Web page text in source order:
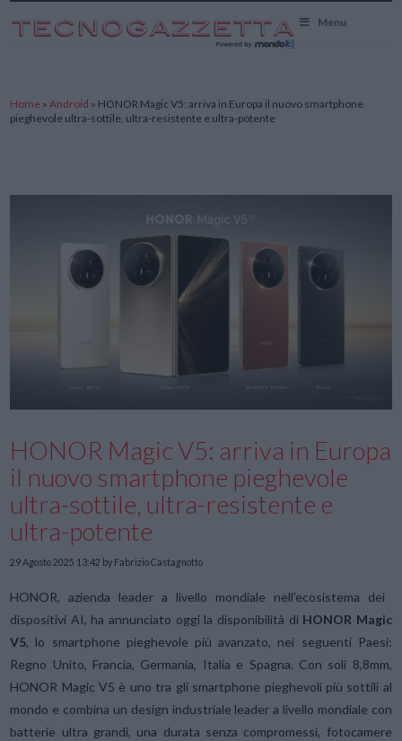
Menu
Home »Android » HONOR Magic V5: arriva in Europa il nuovo smartphone
pieghevole ultra-sottile, ultra-resistente e ultra-potente
HONOR Magic V5: arriva in Europa
il nuovo smartphone pieghevole
ultra-sottile, ultra-resistente e
ultra-potente
29 Agosto 2025 13:42 by Fabrizio Castagnotto
HONOR, azienda leader a livello mondiale nell’ecosistema dei
dispositivi AI, ha annunciato oggi la disponibilità di HONOR Magic
V5, lo smartphone pieghevole più avanzato, nei seguenti Paesi:
Regno Unito, Francia, Germania, Italia e Spagna. Con soli 8,8mm,
HONOR Magic V5 è uno tra gli smartphone pieghevoli più sottili al
mondo e combina un design industriale leader a livello mondiale con
batterie ultra grandi, una durata senza compromessi, fotocamere